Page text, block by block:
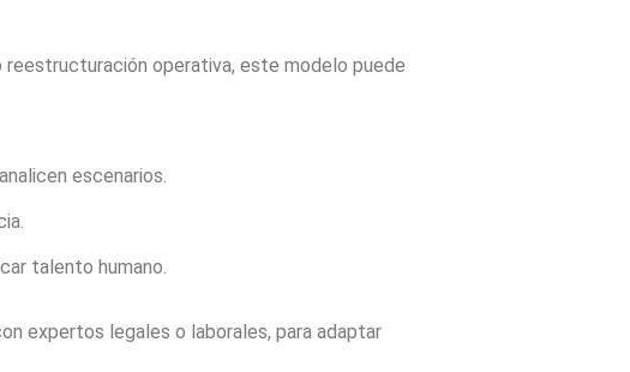
operativa, este modelo puede
escenarios.
talento humano.
expertos legales o laborales, para adaptar